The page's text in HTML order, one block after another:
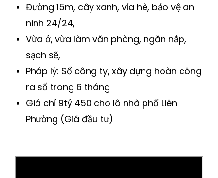
Đường 15m, cây xanh, vỉa hè, bảo vệ an
ninh 24/24,
Vừa ở, vừa làm văn phòng, ngăn nắp,
sạch sẽ,
Pháp lý: Sổ công ty, xây dựng hoàn công
ra sổ trong 6 tháng
Giá chỉ 9tỷ 450 cho lô nhà phố Liên
Phường (Giá đầu tư)